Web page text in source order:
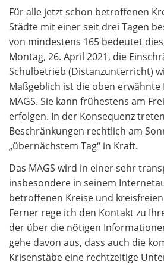
Für alle jetzt schon betroffenen
Städte mit einer seit drei Tagen
von mindestens 165 bedeutet
Montag, 26. April 2021, die
Schulbetrieb (Distanzunterricht)
Maßgeblich ist die oben erwähnte
MAGS. Sie kann frühestens am
erfolgen. In der Konsequenz
Beschränkungen rechtlich am
„übernächstem Tag“ in Kraft.
Das MAGS wird in einer sehr
insbesondere in seinem
betroffenen Kreise und
Ferner rege ich den Kontakt zu
der über die nötigen
gehe davon aus, dass auch die
Krisenstäbe eine rechtzeitige